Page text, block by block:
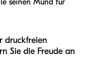
seinen Mund für
druckfreien
Sie die Freude an